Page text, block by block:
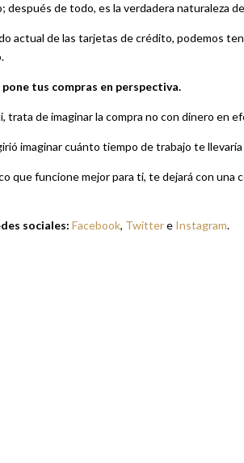
después de todo, es la verdadera naturaleza
actual de las tarjetas de crédito, podemos
tus compras en perspectiva.
trata de imaginar la compra no con dinero en
imaginar cuánto tiempo de trabajo te
que funcione mejor para ti, te dejará con una
sociales: Facebook, Twittere Instagram.